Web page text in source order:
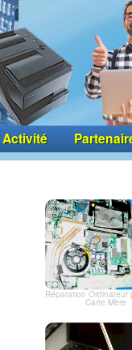
Activité
Réparation Ordinateur
Carte Mère